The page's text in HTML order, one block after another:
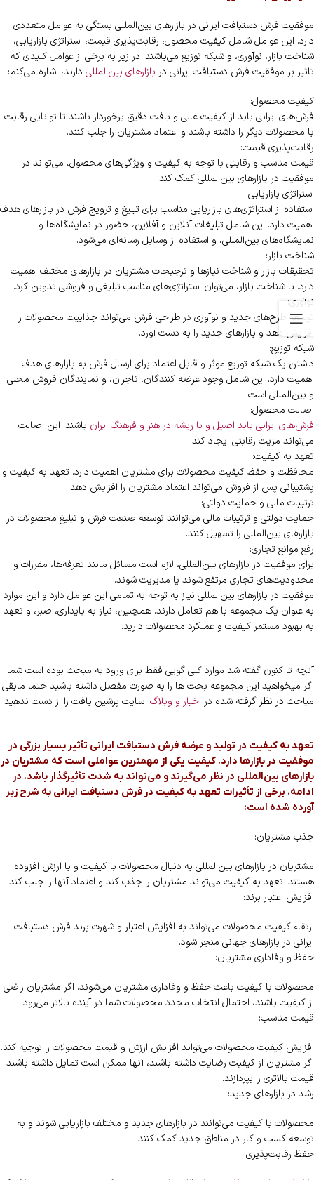
موفقیت فرش دستبافت ایرانی در بازارهای بین‌المللی بستگی به عوامل متعددی
دارد. این عوامل شامل کیفیت محصول، رقابت‌پذیری قیمت، استراتژی بازاریابی،
شناخت بازار، نوآوری، و شبکه توزیع می‌باشند. در زیر به برخی از عوامل کلیدی که
تاثیر بر موفقیت فرش دستبافت ایرانی در بازارهای بین‌المللی دارند، اشاره می‌کنم:
کیفیت محصول:
فرش‌های ایرانی باید از کیفیت عالی و بافت دقیق برخوردار باشند تا توانایی رقابت
با محصولات دیگر را داشته باشند و اعتماد مشتریان را جلب کنند.
رقابت‌پذیری قیمت:
قیمت مناسب و رقابتی با توجه به کیفیت و ویژگی‌های محصول، می‌تواند در
موفقیت در بازارهای بین‌المللی کمک کند.
استراتژی بازاریابی:
استفاده از استراتژی‌های بازاریابی مناسب برای تبلیغ و ترویج فرش در بازارهای هدف
اهمیت دارد. این شامل تبلیغات آنلاین و آفلاین، حضور در نمایشگاه‌ها و
نمایشگاه‌های بین‌المللی، و استفاده از وسایل رسانه‌ای می‌شود.
شناخت بازار:
تحقیقات بازار و شناخت نیازها و ترجیحات مشتریان در بازارهای مختلف اهمیت
دارد. با شناخت بازار، می‌توان استراتژی‌های مناسب تبلیغی و فروشی تدوین کرد.
نوآوری:
توسعه طرح‌های جدید و نوآوری در طراحی فرش می‌تواند جذابیت محصولات را
افزایش دهد و بازارهای جدید را به دست آورد.
شبکه توزیع:
داشتن یک شبکه توزیع موثر و قابل اعتماد برای ارسال فرش به بازارهای هدف
اهمیت دارد. این شامل وجود عرضه کنندگان، تاجران، و نمایندگان فروش محلی
و بین‌المللی است.
اصالت محصول:
فرش‌های ایرانی باید اصیل و با ریشه در هنر و فرهنگ ایران باشند. این اصالت
می‌تواند مزیت رقابتی ایجاد کند.
تعهد به کیفیت:
محافظت و حفظ کیفیت محصولات برای مشتریان اهمیت دارد. تعهد به کیفیت و
پشتیبانی پس از فروش می‌تواند اعتماد مشتریان را افزایش دهد.
ترتیبات مالی و حمایت دولتی:
حمایت دولتی و ترتیبات مالی می‌توانند توسعه صنعت فرش و تبلیغ محصولات در
بازارهای بین‌المللی را تسهیل کنند.
رفع موانع تجاری:
برای موفقیت در بازارهای بین‌المللی، لازم است مسائل مانند تعرفه‌ها، مقررات و
محدودیت‌های تجاری مرتفع شوند یا مدیریت شوند.
موفقیت در بازارهای بین‌المللی نیاز به توجه به تمامی این عوامل دارد و این موارد
به عنوان یک مجموعه با هم تعامل دارند. همچنین، نیاز به پایداری، صبر، و تعهد
به بهبود مستمر کیفیت و عملکرد محصولات دارید.
آنچه تا کنون گفته شد موارد کلی گویی فقط برای ورود به مبحث بوده است شما
اگر میخواهید این مجموعه بحث ها را به صورت مفصل داشته باشید حتما مابقی
مباحث در نظر گرفته شده در اخبار و وبلاگ سایت پرشین بافت را از دست ندهید
تعهد به کیفیت در تولید و عرضه فرش دستبافت ایرانی تأثیر بسیار بزرگی در
موفقیت در بازارها دارد. کیفیت یکی از مهمترین عواملی است که مشتریان در
بازارهای بین‌المللی در نظر می‌گیرند و می‌تواند به شدت تأثیرگذار باشد. در
ادامه، برخی از تأثیرات تعهد به کیفیت در فرش دستبافت ایرانی به شرح زیر
آورده شده است:
جذب مشتریان:
مشتریان در بازارهای بین‌المللی به دنبال محصولات با کیفیت و با ارزش افزوده
هستند. تعهد به کیفیت می‌تواند مشتریان را جذب کند و اعتماد آنها را جلب کند.
افزایش اعتبار برند:
ارتقاء کیفیت محصولات می‌تواند به افزایش اعتبار و شهرت برند فرش دستبافت
ایرانی در بازارهای جهانی منجر شود.
حفظ و وفاداری مشتریان:
محصولات با کیفیت باعث حفظ و وفاداری مشتریان می‌شوند. اگر مشتریان راضی
از کیفیت باشند، احتمال انتخاب مجدد محصولات شما در آینده بالاتر می‌رود.
قیمت مناسب:
افزایش کیفیت محصولات می‌تواند افزایش ارزش و قیمت محصولات را توجیه کند.
اگر مشتریان از کیفیت رضایت داشته باشند، آنها ممکن است تمایل داشته باشند
قیمت بالاتری را بپردازند.
رشد در بازارهای جدید:
محصولات با کیفیت می‌توانند در بازارهای جدید و مختلف بازاریابی شوند و به
توسعه کسب و کار در مناطق جدید کمک کنند.
حفظ رقابت‌پذیری: